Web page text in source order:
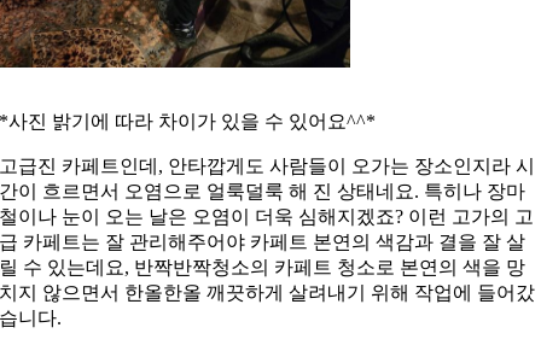
*사진 밝기에 따라 차이가 있을 수 있어요^^*
고급진 카페트인데, 안타깝게도 사람들이 오가는 장소인지라 시
간이 흐르면서 오염으로 얼룩덜룩 해 진 상태네요. 특히나 장마
철이나 눈이 오는 날은 오염이 더욱 심해지겠죠? 이런 고가의 고
급 카페트는 잘 관리해주어야 카페트 본연의 색감과 결을 잘 살
릴 수 있는데요, 반짝반짝청소의 카페트 청소로 본연의 색을 망
치지 않으면서 한올한올 깨끗하게 살려내기 위해 작업에 들어갔
습니다.